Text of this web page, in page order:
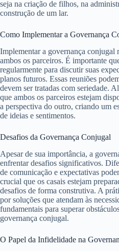
seja na criação de filhos, na
construção de um lar.
Como Implementar a Governança
Implementar a governança conjugal
ambos os parceiros. É importante
regularmente para discutir suas
planos futuros. Essas reuniões
devem ser tratadas com seriedade.
que ambos os parceiros estejam
a perspectiva do outro, criando um
de ideias e sentimentos.
Desafios da Governança Conjugal
Apesar de sua importância, a
enfrentar desafios significativos.
de comunicação e expectativas
crucial que os casais estejam
desafios de forma construtiva. A
por soluções que atendam às
fundamentais para superar
governança conjugal.
O Papel da Infidelidade na